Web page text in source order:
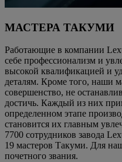
МАСТЕРА ТАКУМИ
Работающие в компании
себе профессионализм и
высокой квалификацией и
деталям. Кроме того, наши
совершенство, не
достичь. Каждый из них
определенном этапе
становится их главным
7700 сотрудников завода
19 мастеров Такуми. Для
почетного звания.